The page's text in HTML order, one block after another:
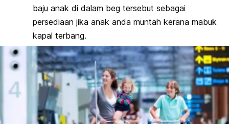
baju anak di dalam beg tersebut sebagai
persediaan jika anak anda muntah kerana mabuk
kapal terbang.